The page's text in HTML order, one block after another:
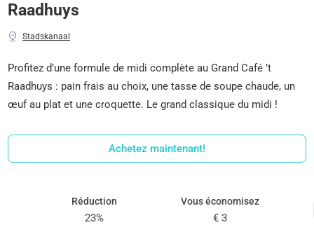
Raadhuys
Stadskanaal
Profitez d’une formule de midi complète au Grand Café ’t
Raadhuys : pain frais au choix, une tasse de soupe chaude, un
œuf au plat et une croquette. Le grand classique du midi !
Achetez maintenant!
Réduction
23%
Vous économisez
€ 3